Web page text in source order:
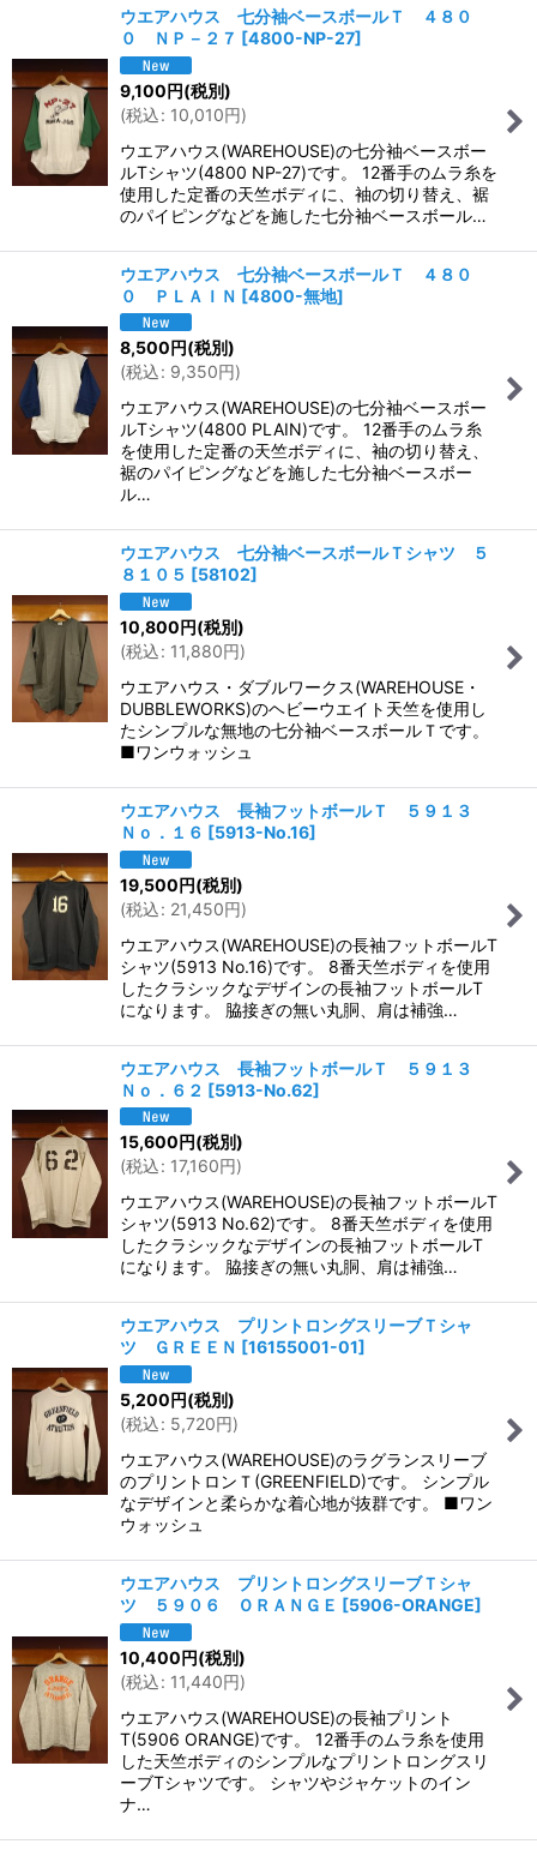
ウエアハウス 七分袖ベースボールＴ ４８０
０ ＮＰ－２７ [4800-NP-27]
9,100円(税別)
(税込: 10,010円)
ウエアハウス(WAREHOUSE)の七分袖ベースボー
ルTシャツ(4800 NP-27)です。 12番手のムラ糸を
使用した定番の天竺ボディに、袖の切り替え、裾
のパイピングなどを施した七分袖ベースボール…
ウエアハウス 七分袖ベースボールＴ ４８０
０ ＰＬＡＩＮ [4800-無地]
8,500円(税別)
(税込: 9,350円)
ウエアハウス(WAREHOUSE)の七分袖ベースボー
ルTシャツ(4800 PLAIN)です。 12番手のムラ糸
を使用した定番の天竺ボディに、袖の切り替え、
裾のパイピングなどを施した七分袖ベースボー
ル…
ウエアハウス 七分袖ベースボールＴシャツ ５
８１０５ [58102]
10,800円(税別)
(税込: 11,880円)
ウエアハウス・ダブルワークス(WAREHOUSE・
DUBBLEWORKS)のヘビーウエイト天竺を使用し
たシンプルな無地の七分袖ベースボールＴです。
■ワンウォッシュ
ウエアハウス 長袖フットボールＴ ５９１３
Ｎｏ．１６ [5913-No.16]
19,500円(税別)
(税込: 21,450円)
ウエアハウス(WAREHOUSE)の長袖フットボールT
シャツ(5913 No.16)です。 8番天竺ボディを使用
したクラシックなデザインの長袖フットボールT
になります。 脇接ぎの無い丸胴、肩は補強…
ウエアハウス 長袖フットボールＴ ５９１３
Ｎｏ．６２ [5913-No.62]
15,600円(税別)
(税込: 17,160円)
ウエアハウス(WAREHOUSE)の長袖フットボールT
シャツ(5913 No.62)です。 8番天竺ボディを使用
したクラシックなデザインの長袖フットボールT
になります。 脇接ぎの無い丸胴、肩は補強…
ウエアハウス プリントロングスリーブＴシャ
ツ ＧＲＥＥＮ [16155001-01]
5,200円(税別)
(税込: 5,720円)
ウエアハウス(WAREHOUSE)のラグランスリーブ
のプリントロンＴ(GREENFIELD)です。 シンプル
なデザインと柔らかな着心地が抜群です。 ■ワン
ウォッシュ
ウエアハウス プリントロングスリーブＴシャ
ツ ５９０６ ＯＲＡＮＧＥ [5906-ORANGE]
10,400円(税別)
(税込: 11,440円)
ウエアハウス(WAREHOUSE)の長袖プリント
T(5906 ORANGE)です。 12番手のムラ糸を使用
した天竺ボディのシンプルなプリントロングスリ
ーブTシャツです。 シャツやジャケットのイン
ナ…